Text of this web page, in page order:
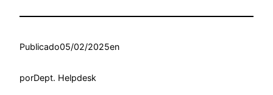
Publicado05/02/2025en
porDept. Helpdesk